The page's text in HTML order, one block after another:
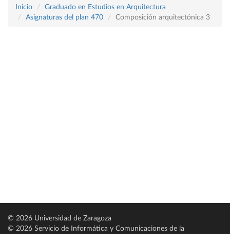
Inicio
Graduado en Estudios en Arquitectura
Asignaturas del plan 470
Composición arquitectónica 3
© 2026 Universidad de Zaragoza
© 2026 Servicio de Informática y Comunicaciones de la